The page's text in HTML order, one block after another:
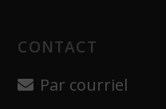
CONTACT
Par courriel